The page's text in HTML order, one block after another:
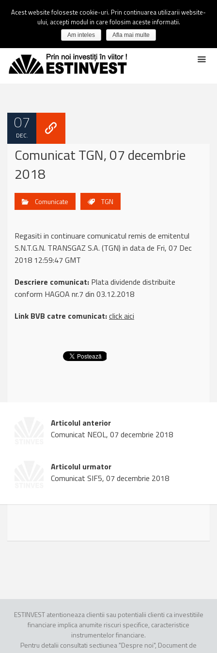
07
DEC.
Comunicat TGN, 07 decembrie
2018
Comunicate TGN
Regasiti in continuare comunicatul remis de emitentul
S.N.T.G.N. TRANSGAZ S.A. (TGN) in data de Fri, 07 Dec
2018 12:59:47 GMT
Descriere comunicat: Plata dividende distribuite
conform HAGOA nr.7 din 03.12.2018
Link BVB catre comunicat:click aici
Articolul anterior
Comunicat NEOL, 07 decembrie 2018
Articolul urmator
Comunicat SIF5, 07 decembrie 2018
ESTINVEST atentioneaza clientii sau potentialii clienti ca investitiile
financiare implica anumite riscuri specifice, caracteristice
instrumentelor financiare.
Pentru detalii consultati sectiunea "Despre noi", Document de
Acest website foloseste cookie-uri. Prin continuarea utilizarii website-
ului, accepti modul in care folosim aceste informatii.
Am inteles Afla mai multe